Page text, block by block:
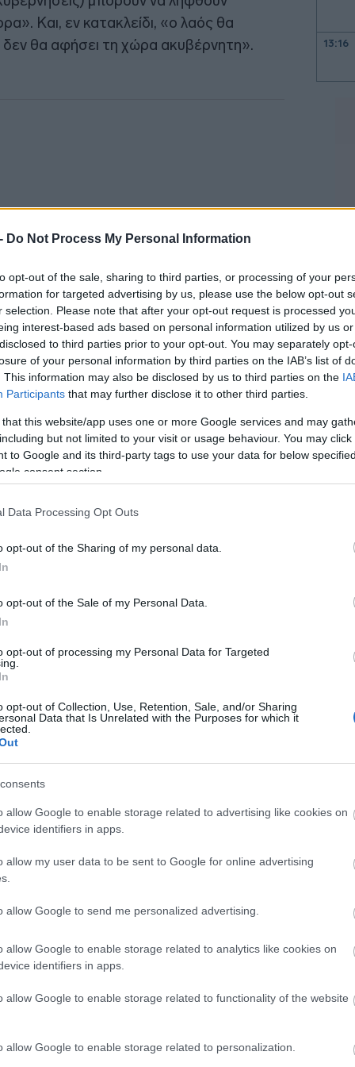
Do Not Process My Personal Information
opt-out of the sale, sharing to third parties, or processing of your
for targeted advertising by us, please use the below opt-out
selection. Please note that after your opt-out request is processed
interest-based ads based on personal information utilized by us
to third parties prior to your opt-out. You may separately
of your personal information by third parties on the IAB’s list of
This information may also be disclosed by us to third parties on the
Participants that may further disclose it to other third parties.
that this website/app uses one or more Google services and may
but not limited to your visit or usage behaviour. You may
to Google and its third-party tags to use your data for below
consent section.
Data Processing Opt Outs
opt-out of the Sharing of my personal data.
opt-out of the Sale of my Personal Data.
opt-out of processing my Personal Data for Targeted
opt-out of Collection, Use, Retention, Sale, and/or Sharing
Data that Is Unrelated with the Purposes for which it
allow Google to enable storage related to advertising like cookies on
identifiers in apps.
allow my user data to be sent to Google for online advertising
allow Google to send me personalized advertising.
allow Google to enable storage related to analytics like cookies on
identifiers in apps.
allow Google to enable storage related to functionality of the website
allow Google to enable storage related to personalization.
Και, εν κατακλείδι, «ο λαός θα
θα αφήσει τη χώρα ακυβέρνητη».
εκλογών ο Θ. Κοντογεώργης
μπροστά μας δέκα μήνες δουλειάς
υποσχεθεί στον ελληνικό λαό.
όπως γίνεται ήδη- την πρότασή μας για
και το επόμενο διάστημα, επομένως
σχήμα είναι προς την κατεύθυνση
εξήγησε.
ανάπτυξης που δημιουργείται με
δίκαια και αναλογικά με την
και παρέπεμψε στις περυσινές
της Διεθνούς Έκθεσης
13:16
12:39
12:33
12:33
10:58
10:56